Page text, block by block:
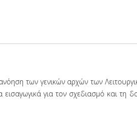
των γενικών αρχών των
για τον σχεδιασμό και τη